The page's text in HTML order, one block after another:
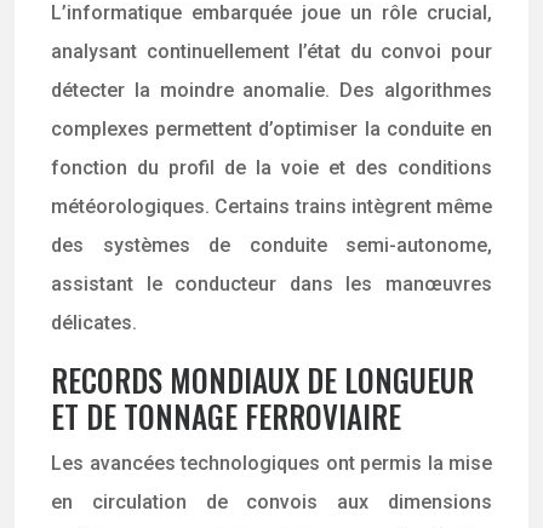
L’informatique embarquée joue un rôle crucial,
analysant continuellement l’état du convoi pour
détecter la moindre anomalie. Des algorithmes
complexes permettent d’optimiser la conduite en
fonction du profil de la voie et des conditions
météorologiques. Certains trains intègrent même
des systèmes de conduite semi-autonome,
assistant le conducteur dans les manœuvres
délicates.
RECORDS MONDIAUX DE LONGUEUR
ET DE TONNAGE FERROVIAIRE
Les avancées technologiques ont permis la mise
en circulation de convois aux dimensions